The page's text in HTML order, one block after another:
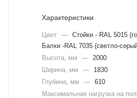
Характеристики
Цвет — Стойки - RAL 5015
Балки -RAL 7035 (светло-
Высота, мм
— 2000
Ширина, мм
—
1830
Глубина, мм
— 610
Максимальная нагрузка на